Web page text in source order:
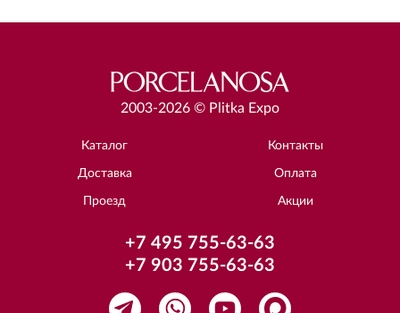
2003-2026 © Plitka Expo
Каталог Контакты
Доставка Оплата
Проезд Акции
+7 495 755-63-63
+7 903 755-63-63